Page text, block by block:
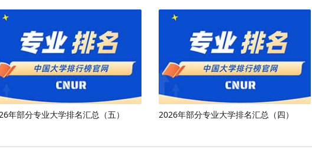
年部分专业大学排名汇总（五） 2026年部分专业大学排名汇总（四）